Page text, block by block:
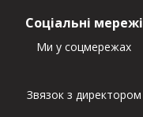
Соціальні мережі
Ми у соцмережах
Звязок з директором